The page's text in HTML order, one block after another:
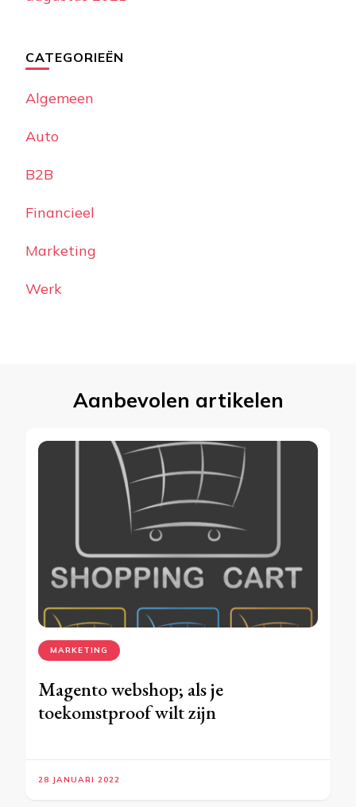
CATEGORIEËN
Algemeen
Auto
B2B
Financieel
Marketing
Werk
Aanbevolen artikelen
MARKETING
Magento webshop; als je
toekomstproof wilt zijn
28 JANUARI 2022